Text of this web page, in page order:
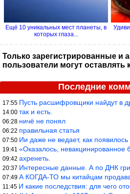
Ещё 10 уникальных мест планеты, в
которых глаза...
Только зарегистрированные и
пользователи могут оставлять
Последние
17:55 Пусть расшифровщики найдут в древних
14:00 так и есть.
06:28 ничё не понял
06:22 правильная статья
07:50 Ии даже не ведает, как появилось
19:41 «Оказалось, невакцинированное
09:42 ахренеть.
20:37 Интересные данные. А по ДНК грибов,
07:49 А КОГДА-ТО мы китайцам
11:45 И какие последствия: для чего